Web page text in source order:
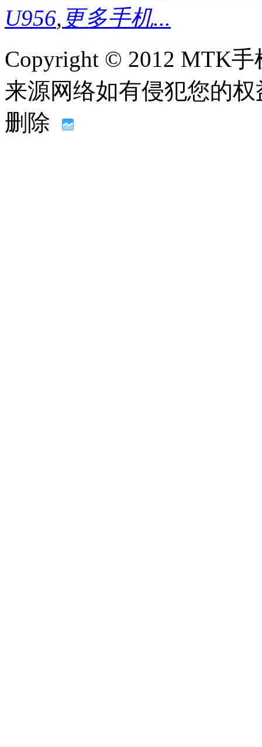
U956, 更多手机...
Copyright © 2012 MTK
来源网络如有侵犯您的
删除